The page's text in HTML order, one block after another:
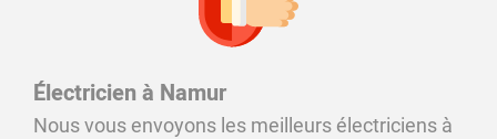
Électricien à Namur
Nous vous envoyons les meilleurs électriciens à